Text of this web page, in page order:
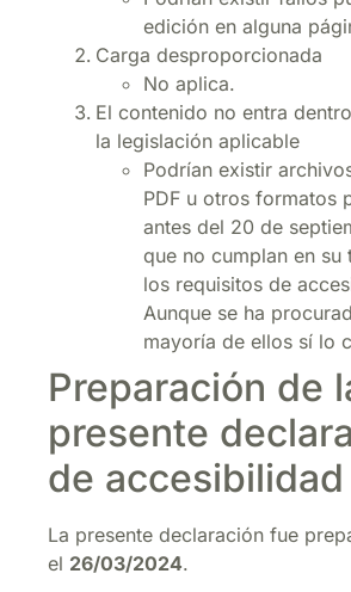
edición en alguna
Carga desproporcionada
No aplica.
El contenido no entra
la legislación aplicable
Podrían existir
PDF u otros formatos
antes del 20 de
que no cumplan en
los requisitos de
Aunque se ha
mayoría de ellos sí lo
Preparación de
presente
de accesibilidad
La presente declaración fue
el 26/03/2024.